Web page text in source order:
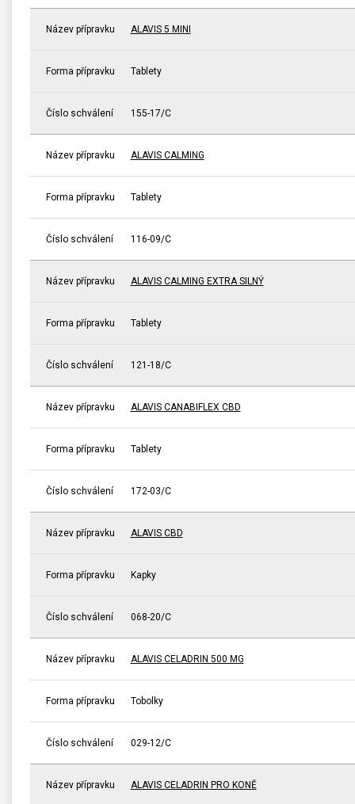
Název přípravku ALAVIS 5 MINI
Forma přípravku Tablety
Číslo schválení 155-17/C
Název přípravku ALAVIS CALMING
Forma přípravku Tablety
Číslo schválení 116-09/C
Název přípravku ALAVIS CALMING EXTRA SILNÝ
Forma přípravku Tablety
Číslo schválení 121-18/C
Název přípravku ALAVIS CANABIFLEX CBD
Forma přípravku Tablety
Číslo schválení 172-03/C
Název přípravku ALAVIS CBD
Forma přípravku Kapky
Číslo schválení 068-20/C
Název přípravku ALAVIS CELADRIN 500 MG
Forma přípravku Tobolky
Číslo schválení 029-12/C
Název přípravku ALAVIS CELADRIN PRO KONĚ